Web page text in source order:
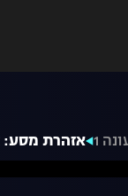
1 אזהרת מסע: אתונה, עונה